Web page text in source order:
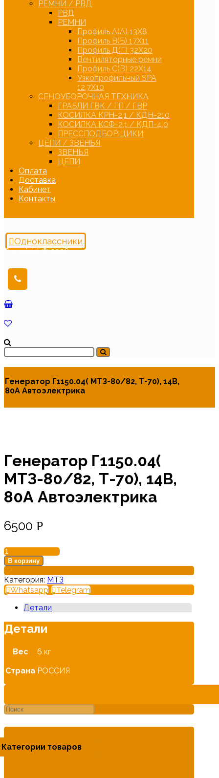
РЕМНИ / РВД
РВД
РЕМНИ
Профиль А(А) 13Х8
Профиль В(Б) 17Х11
Профиль Д(Г) 32Х20
Вентиляторные ремни
Профиль С(В) 22Х14
Узкопрофильный SPA
12,7Х10
СЕНОУБОРОЧНАЯ ТЕХНИКА
ГРАБЛИ ГВК / ГП / ГВР
КОСИЛКА КРН-2,1 / КДН-210
КОСИЛКА КСФ-2,1 / КДП-4,0
ПРЕССПОДБОРЩИКИ
ЦЕПИ / ЗВЕНЬЯ
ЗВЕНЬЯ
ЦЕПИ
Оплата
Доставка
Кабинет
Контакты
Одноклассники
Copyright © 2026
Генератор Г1150.04( МТЗ-80/82, Т-70), 14В,
80А Автоэлектрика
Генератор Г1150.04(
МТЗ-80/82, Т-70), 14В,
80А Автоэлектрика
6500 Р
Количество
товара
Генератор
Г1150.04(
МТЗ-80/82,
Т-70),
14В,
Автоэлектрика
В корзину
Категория: МТЗ
Whatsapp
Telegram
Детали
Детали
Вес 6 кг
Страна РОССИЯ
Категории товаров